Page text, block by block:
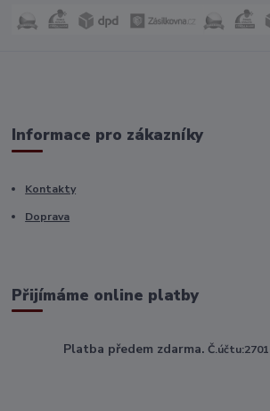
Informace pro zákazníky
Kontakty
Doprava
Přijímáme online platby
Platba předem zdarma.